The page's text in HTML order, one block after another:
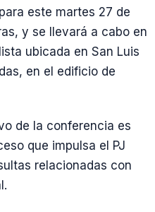
este martes 27 de
y se llevará a cabo en
ubicada en San Luis
en el edificio de
de la conferencia es
que impulsa el PJ
relacionadas con